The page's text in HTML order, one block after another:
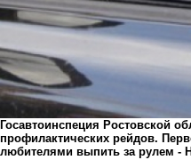
Госавтоинспеция Ростовской
профилактических рейдов.
любителями выпить за рулем -